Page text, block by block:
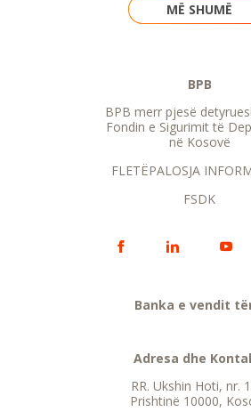
MË SHUMË
BPB
BPB merr pjesë
Fondin e Sigurimit të
në Kosovë
FLETËPALOSJA
FSDK
Banka e vendit
Adresa dhe
RR. Ukshin Hoti, nr.
Prishtinë 10000,